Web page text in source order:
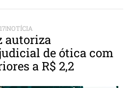
NOTÍCIA
autoriza
de ótica com
a R$ 2,2